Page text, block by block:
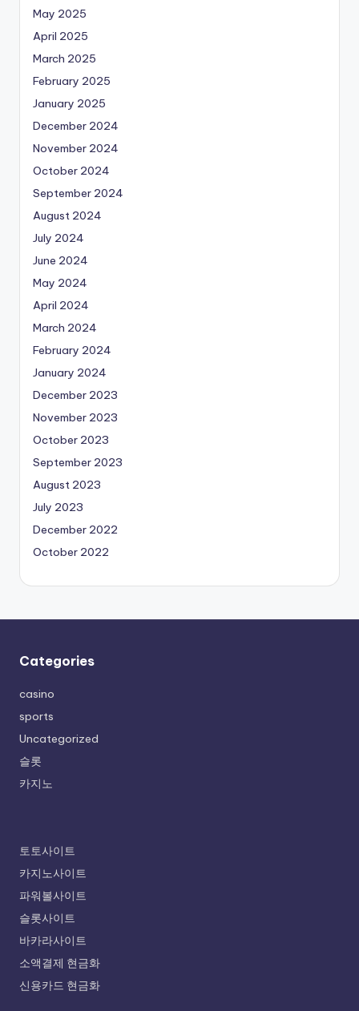
May 2025
April 2025
March 2025
February 2025
January 2025
December 2024
November 2024
October 2024
September 2024
August 2024
July 2024
June 2024
May 2024
April 2024
March 2024
February 2024
January 2024
December 2023
November 2023
October 2023
September 2023
August 2023
July 2023
December 2022
October 2022
Categories
casino
sports
Uncategorized
슬롯
카지노
토토사이트
카지노사이트
파워볼사이트
슬롯사이트
바카라사이트
소액결제 현금화
신용카드 현금화